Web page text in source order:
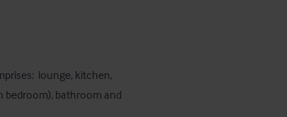
lounge, kitchen,
bedroom), bathroom and